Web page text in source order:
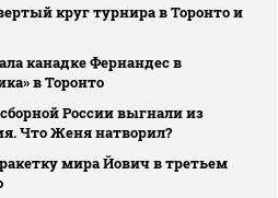
круг турнира в Торонто и
канадке Фернандес в
в Торонто
России выгнали из
Что Женя натворил?
мира Йович в третьем